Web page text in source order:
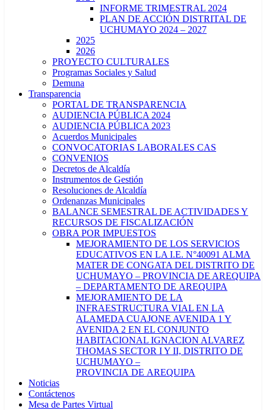
INFORME TRIMESTRAL 2024
PLAN DE ACCIÓN DISTRITAL DE
UCHUMAYO 2024 – 2027
2025
2026
PROYECTO CULTURALES
Programas Sociales y Salud
Demuna
Transparencia
PORTAL DE TRANSPARENCIA
AUDIENCIA PÚBLICA 2024
AUDIENCIA PÚBLICA 2023
Acuerdos Municipales
CONVOCATORIAS LABORALES CAS
CONVENIOS
Decretos de Alcaldía
Instrumentos de Gestión
Resoluciones de Alcaldía
Ordenanzas Municipales
BALANCE SEMESTRAL DE ACTIVIDADES Y
RECURSOS DE FISCALIZACIÓN
OBRA POR IMPUESTOS
MEJORAMIENTO DE LOS SERVICIOS
EDUCATIVOS EN LA I.E. N°40091 ALMA
MATER DE CONGATA DEL DISTRITO DE
UCHUMAYO – PROVINCIA DE AREQUIPA
– DEPARTAMENTO DE AREQUIPA
MEJORAMIENTO DE LA
INFRAESTRUCTURA VIAL EN LA
ALAMEDA CUAJONE AVENIDA 1 Y
AVENIDA 2 EN EL CONJUNTO
HABITACIONAL IGNACION ALVAREZ
THOMAS SECTOR I Y II, DISTRITO DE
UCHUMAYO –
PROVINCIA DE AREQUIPA
Noticias
Contáctenos
Mesa de Partes Virtual